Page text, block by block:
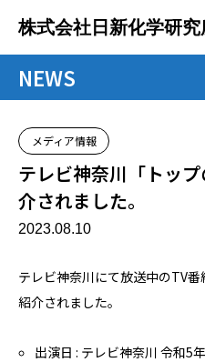
株式会社日新化学研究
NEWS
メディア情報
テレビ神奈川「トッ
介されました。
2023.08.10
テレビ神奈川にて放送中のTV
紹介されました。
出演日 : テレビ神奈川 令和5